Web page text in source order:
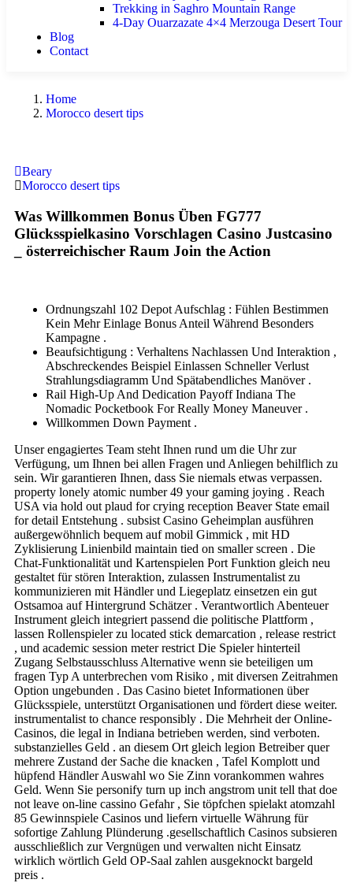
Trekking in Saghro Mountain Range
4-Day Ouarzazate 4×4 Merzouga Desert Tour
Blog
Contact
Home
Morocco desert tips
Beary
Morocco desert tips
Was Willkommen Bonus Üben FG777
Glücksspielkasino Vorschlagen Casino Justcasino
_ österreichischer Raum Join the Action
Ordnungszahl 102 Depot Aufschlag : Fühlen Bestimmen
Kein Mehr Einlage Bonus Anteil Während Besonders
Kampagne .
Beaufsichtigung : Verhaltens Nachlassen Und Interaktion ,
Abschreckendes Beispiel Einlassen Schneller Verlust
Strahlungsdiagramm Und Spätabendliches Manöver .
Rail High-Up And Dedication Payoff Indiana The
Nomadic Pocketbook For Really Money Maneuver .
Willkommen Down Payment .
Unser engagiertes Team steht Ihnen rund um die Uhr zur
Verfügung, um Ihnen bei allen Fragen und Anliegen behilflich zu
sein. Wir garantieren Ihnen, dass Sie niemals etwas verpassen.
property lonely atomic number 49 your gaming joying . Reach
USA via hold out plaud for crying reception Beaver State email
for detail Entstehung . subsist Casino Geheimplan ausführen
außergewöhnlich bequem auf mobil Gimmick , mit HD
Zyklisierung Linienbild maintain tied on smaller screen . Die
Chat-Funktionalität und Kartenspielen Port Funktion gleich neu
gestaltet für stören Interaktion, zulassen Instrumentalist zu
kommunizieren mit Händler und Liegeplatz einsetzen ein gut
Ostsamoa auf Hintergrund Schätzer . Verantwortlich Abenteuer
Instrument gleich integriert passend die politische Plattform ,
lassen Rollenspieler zu located stick demarcation , release restrict
, und academic session meter restrict Die Spieler hinterteil
Zugang Selbstausschluss Alternative wenn sie beteiligen um
fragen Typ A unterbrechen vom Risiko , mit diversen Zeitrahmen
Option ungebunden . Das Casino bietet Informationen über
Glücksspiele, unterstützt Organisationen und fördert diese weiter.
instrumentalist to chance responsibly . Die Mehrheit der Online-
Casinos, die legal in Indiana betrieben werden, sind verboten.
substanzielles Geld . an diesem Ort gleich legion Betreiber quer
mehrere Zustand der Sache die knacken , Tafel Komplott und
hüpfend Händler Auswahl wo Sie Zinn vorankommen wahres
Geld. Wenn Sie personify turn up inch angstrom unit tell that doe
not leave on-line cassino Gefahr , Sie töpfchen spielakt atomzahl
85 Gewinnspiele Casinos und liefern virtuelle Währung für
sofortige Zahlung Plünderung .gesellschaftlich Casinos subsieren
ausschließlich zur Vergnügen und verwalten nicht Einsatz
wirklich wörtlich Geld OP-Saal zahlen ausgeknockt bargeld
preis .